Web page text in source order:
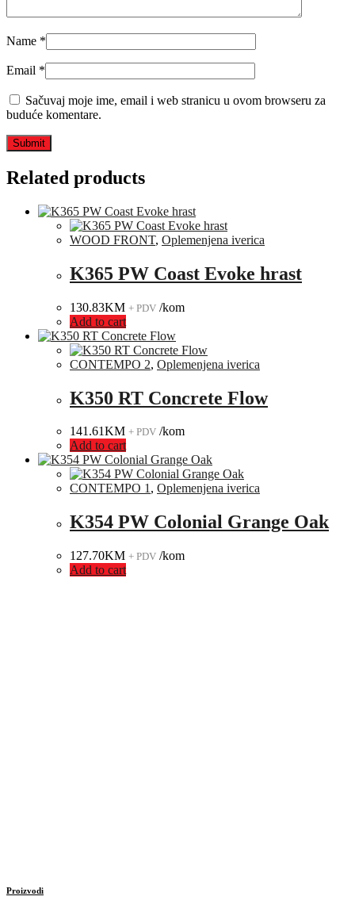
Name *
Email *
Sačuvaj moje ime, email i web stranicu u ovom browseru za
buduće komentare.
Related products
WOOD FRONT, Oplemenjena iverica
K365 PW Coast Evoke hrast
130.83KM + PDV /kom
Add to cart
CONTEMPO 2, Oplemenjena iverica
K350 RT Concrete Flow
141.61KM + PDV /kom
Add to cart
CONTEMPO 1, Oplemenjena iverica
K354 PW Colonial Grange Oak
127.70KM + PDV /kom
Add to cart
Proizvodi